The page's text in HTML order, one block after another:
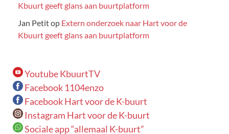
Kbuurt geeft glans aan buurtplatform
Jan Petitop Extern onderzoek naar Hart voor de
Kbuurt geeft glans aan buurtplatform
Youtube KbuurtTV
Facebook 1104enzo
Facebook Hart voor de K-buurt
Instagram Hart voor de K-buurt
Sociale app “allemaal K-buurt”